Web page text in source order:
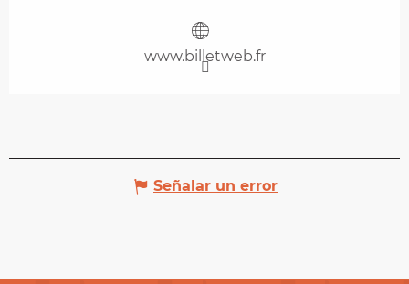
www.billetweb.fr
Señalar un error